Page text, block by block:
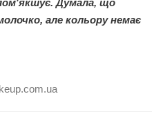
але кольору немає